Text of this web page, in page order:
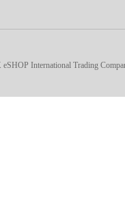
International Trading